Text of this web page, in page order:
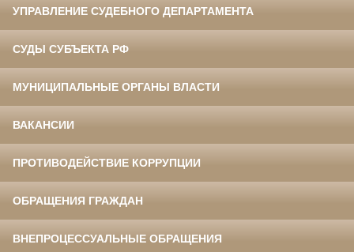
УПРАВЛЕНИЕ СУДЕБНОГО ДЕПАРТАМЕНТА
СУДЫ СУБЪЕКТА РФ
МУНИЦИПАЛЬНЫЕ ОРГАНЫ ВЛАСТИ
ВАКАНСИИ
ПРОТИВОДЕЙСТВИЕ КОРРУПЦИИ
ОБРАЩЕНИЯ ГРАЖДАН
ВНЕПРОЦЕССУАЛЬНЫЕ ОБРАЩЕНИЯ